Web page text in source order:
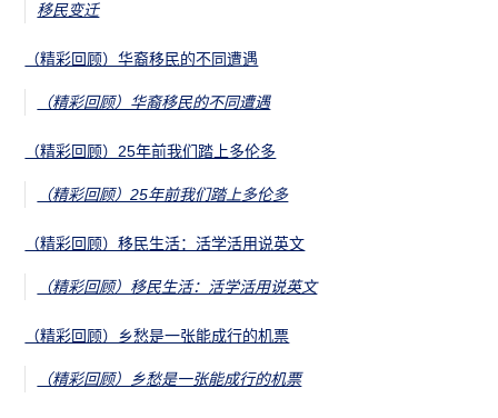
移民变迁
（精彩回顾）华裔移民的不同遭遇
（精彩回顾）华裔移民的不同遭遇
（精彩回顾）25年前我们踏上多伦多
（精彩回顾）25年前我们踏上多伦多
（精彩回顾）移民生活：活学活用说英文
（精彩回顾）移民生活：活学活用说英文
（精彩回顾）乡愁是一张能成行的机票
（精彩回顾）乡愁是一张能成行的机票